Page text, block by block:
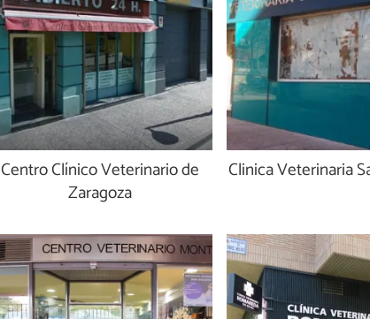
Centro Clínico Veterinario de
Zaragoza
Clinica Veterinaria